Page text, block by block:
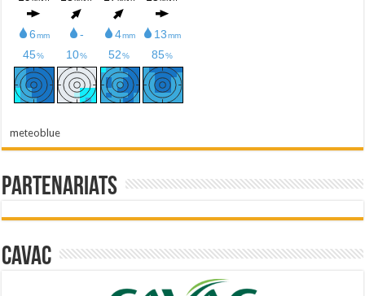
meteoblue
Partenariats
Cavac